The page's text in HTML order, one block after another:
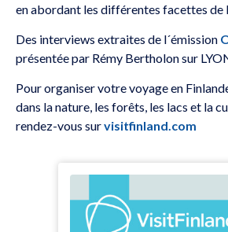
en abordant les différentes facettes de
Des interviews extraites de l´émission
présentée par Rémy Bertholon sur
Pour organiser votre voyage en
dans la nature, les forêts, les lacs et la
rendez-vous survisitfinland.com